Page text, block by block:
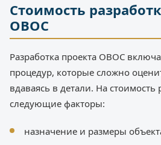
Стоимость
ОВОС
Разработка проекта ОВОС
процедур, которые сложно
вдаваясь в детали. На стоимость
следующие факторы:
назначение и размеры